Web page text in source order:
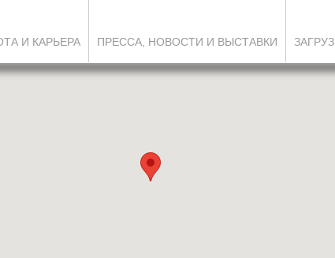
И КАРЬЕРА ПРЕССА, НОВОСТИ И ВЫСТАВКИ